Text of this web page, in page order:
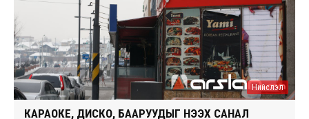
Нийслэл
КАРАОКЕ, ДИСКО, БААРУУДЫГ НЭЭХ САНАЛ